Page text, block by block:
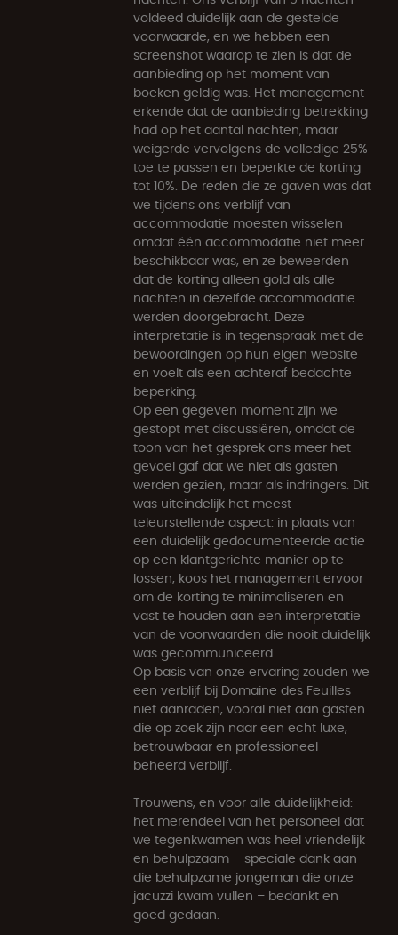
voldeed duidelijk aan de gestelde
voorwaarde, en we hebben een
screenshot waarop te zien is dat de
aanbieding op het moment van
boeken geldig was. Het management
erkende dat de aanbieding betrekking
had op het aantal nachten, maar
weigerde vervolgens de volledige 25%
toe te passen en beperkte de korting
tot 10%. De reden die ze gaven was dat
we tijdens ons verblijf van
accommodatie moesten wisselen
omdat één accommodatie niet meer
beschikbaar was, en ze beweerden
dat de korting alleen gold als alle
nachten in dezelfde accommodatie
werden doorgebracht. Deze
interpretatie is in tegenspraak met de
bewoordingen op hun eigen website
en voelt als een achteraf bedachte
beperking.
Op een gegeven moment zijn we
gestopt met discussiëren, omdat de
toon van het gesprek ons meer het
gevoel gaf dat we niet als gasten
werden gezien, maar als indringers. Dit
was uiteindelijk het meest
teleurstellende aspect: in plaats van
een duidelijk gedocumenteerde actie
op een klantgerichte manier op te
lossen, koos het management ervoor
om de korting te minimaliseren en
vast te houden aan een interpretatie
van de voorwaarden die nooit duidelijk
was gecommuniceerd.
Op basis van onze ervaring zouden we
een verblijf bij Domaine des Feuilles
niet aanraden, vooral niet aan gasten
die op zoek zijn naar een echt luxe,
betrouwbaar en professioneel
beheerd verblijf.
Trouwens, en voor alle duidelijkheid:
het merendeel van het personeel dat
we tegenkwamen was heel vriendelijk
en behulpzaam – speciale dank aan
die behulpzame jongeman die onze
jacuzzi kwam vullen – bedankt en
goed gedaan.